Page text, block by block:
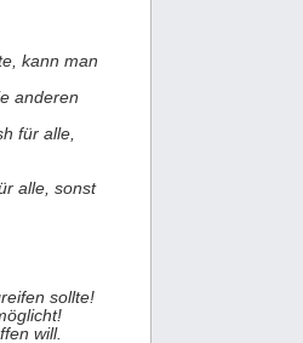
kann man
anderen
für alle,
alle, sonst
sollte!
will.